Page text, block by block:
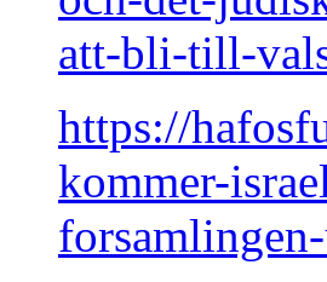
att-bli-till-
https://
kommer-